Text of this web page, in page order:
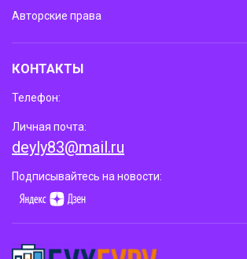
Авторские права
КОНТАКТЫ
Телефон:
Личная почта:
deyly83@mail.ru
Подписывайтесь на новости: